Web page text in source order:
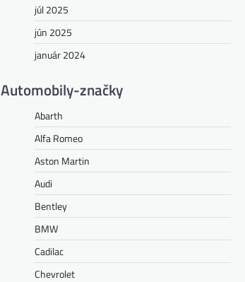
júl 2025
jún 2025
január 2024
Automobily-značky
Abarth
Alfa Romeo
Aston Martin
Audi
Bentley
BMW
Cadilac
Chevrolet